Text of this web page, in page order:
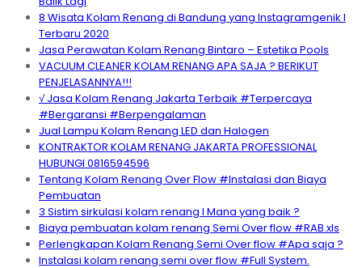
8 Wisata Kolam Renang di Bandung yang Instagramgenik I
Terbaru 2020
Jasa Perawatan Kolam Renang Bintaro – Estetika Pools
VACUUM CLEANER KOLAM RENANG APA SAJA ? BERIKUT
PENJELASANNYA!!!
√ Jasa Kolam Renang Jakarta Terbaik #Terpercaya
#Bergaransi #Berpengalaman
Jual Lampu Kolam Renang LED dan Halogen
KONTRAKTOR KOLAM RENANG JAKARTA PROFESSIONAL
HUBUNGI 0816594596
Tentang Kolam Renang Over Flow #Instalasi dan Biaya
Pembuatan
3 Sistim sirkulasi kolam renang I Mana yang baik ?
Biaya pembuatan kolam renang Semi Over flow #RAB.xls
Perlengkapan Kolam Renang Semi Over flow #Apa saja ?
Instalasi kolam renang semi over flow #Full System.